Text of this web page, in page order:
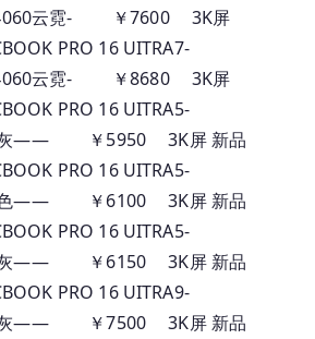
云霓- ￥7600 3K屏
PRO 16 UITRA7-
云霓- ￥8680 3K屏
PRO 16 UITRA5-
灰—— ￥5950 3K屏 新品
PRO 16 UITRA5-
色—— ￥6100 3K屏 新品
PRO 16 UITRA5-
灰—— ￥6150 3K屏 新品
PRO 16 UITRA9-
灰—— ￥7500 3K屏 新品